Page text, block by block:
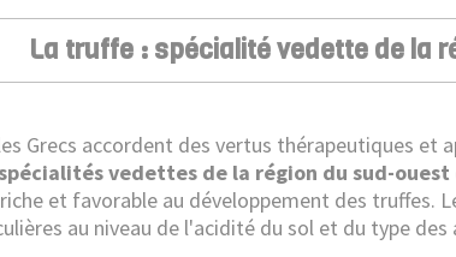
La truffe : spécialité vedette de la
Grecs accordent des vertus thérapeutiques et
vedettes de la région du sud-ouest
et favorable au développement des truffes.
au niveau de l'acidité du sol et du type des